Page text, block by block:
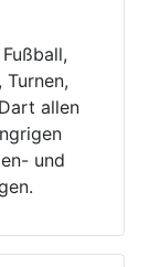
Turnen,
allen
und